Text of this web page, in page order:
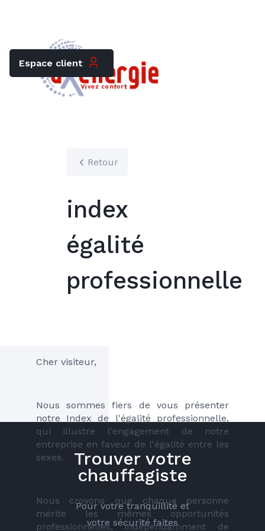
Espace client
Retour
index
égalité
professionnelle
Cher visiteur,
Nous sommes fiers de vous présenter
notre Index de l'égalité professionnelle,
qui illustre l'engagement de notre
entreprise en faveur de l'égalité entre les
sexes.
Nous croyons que chaque personne
mérite les mêmes opportunités
professionnelles, indépendamment de
Trouver votre
chauffagiste
Pour votre tranquillité et
votre sécurité faites